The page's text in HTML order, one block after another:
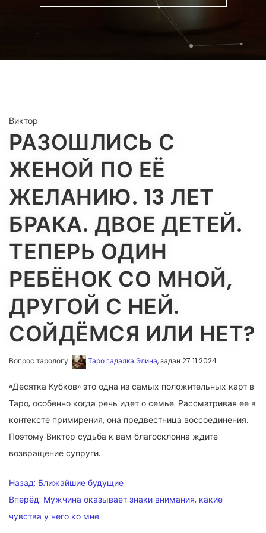
Виктор
РАЗОШЛИСЬ С
ЖЕНОЙ ПО ЕЁ
ЖЕЛАНИЮ. 13 ЛЕТ
БРАКА. ДВОЕ ДЕТЕЙ.
ТЕПЕРЬ ОДИН
РЕБЁНОК СО МНОЙ,
ДРУГОЙ С НЕЙ.
СОЙДЁМСЯ ИЛИ НЕТ?
Вопрос тарологу: Таро гадалка Элина, задан 27.11.2024
«Десятка Кубков» это одна из самых положительных карт в
Таро, особенно когда речь идет о семье. Рассматривая ее в
контексте примирения, она предвестница воссоединения.
Поэтому Виктор судьба к вам благосклонна ждите
возвращение супруги.
НАВИГАЦИЯ
ПО
ЗАПИСЯМ
Назад: Ближайшие будущие
Вперёд: Мужчина оказывает знаки внимания, какие
чувства у него ко мне.